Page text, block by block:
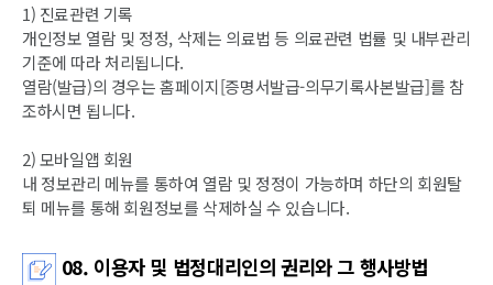
1) 진료관련 기록
개인정보 열람 및 정정, 삭제는 의료법 등 의료관련 법률 및 내부관리
기준에 따라 처리됩니다.
열람(발급)의 경우는 홈페이지[증명서발급-의무기록사본발급]를 참
조하시면 됩니다.
2) 모바일앱 회원
내 정보관리 메뉴를 통하여 열람 및 정정이 가능하며 하단의 회원탈
퇴 메뉴를 통해 회원정보를 삭제하실 수 있습니다.
08. 이용자 및 법정대리인의 권리와 그 행사방법